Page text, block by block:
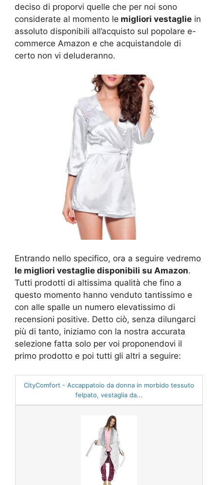
deciso di proporvi quelle che per noi sono
considerate al momento le migliori vestaglie in
assoluto disponibili all’acquisto sul popolare e-
commerce Amazon e che acquistandole di
certo non vi deluderanno.
Entrando nello specifico, ora a seguire vedremo
le migliori vestaglie disponibili su Amazon.
Tutti prodotti di altissima qualità che fino a
questo momento hanno venduto tantissimo e
con alle spalle un numero elevatissimo di
recensioni positive. Detto ciò, senza dilungarci
più di tanto, iniziamo con la nostra accurata
selezione fatta solo per voi proponendovi il
primo prodotto e poi tutti gli altri a seguire:
CityComfort - Accappatoio da donna in morbido tessuto
felpato, vestaglia da...